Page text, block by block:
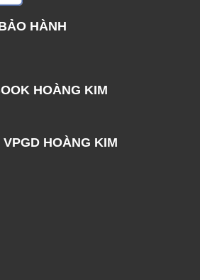
HÀNH
HOÀNG KIM
HOÀNG KIM